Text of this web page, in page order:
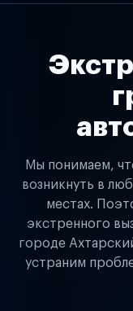
Мы понимаем,
возникнуть в
местах.
экстренного
городе
устраним